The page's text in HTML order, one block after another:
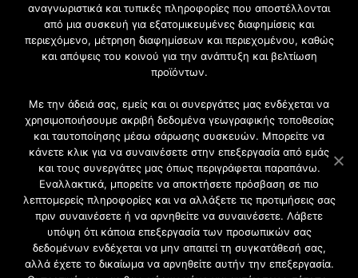
Εγγραφή στο Newsletter
Γίνετε μέλος της μεγαλύτερης διαδικτυακής κοινότητας, ειδικά
για αρχιτέκτονες, σχεδιαστές και λάτρεις της κατασκευής και
2021 CFW - All Rights Reserved
Επιχειρήσεις |
αναγνωριστικά και τυπικές πληροφορίες που αποστέλλονται
από μια συσκευή για εξατομικευμένες διαφημίσεις και
περιεχόμενο, μέτρηση διαφημίσεων και περιεχομένου, καθώς
και απόψεις του κοινού για την ανάπτυξη και βελτίωση
προϊόντων.
Με την άδειά σας, εμείς και οι συνεργάτες μας ενδέχεται να
χρησιμοποιήσουμε ακριβή δεδομένα γεωγραφικής τοποθεσίας
και ταυτοποίησης μέσω σάρωσης συσκευών. Μπορείτε να
κάνετε κλικ για να συναινέσετε στην επεξεργασία από εμάς
και τους συνεργάτες μας όπως περιγράφεται παραπάνω.
Εναλλακτικά, μπορείτε να αποκτήσετε πρόσβαση σε πιο
λεπτομερείς πληροφορίες και να αλλάξετε τις προτιμήσεις σας
πριν συναινέσετε ή να αρνηθείτε να συναινέσετε. Λάβετε
υπόψη ότι κάποια επεξεργασία των προσωπικών σας
δεδομένων ενδέχεται να μην απαιτεί τη συγκατάθεσή σας,
αλλά έχετε το δικαίωμα να αρνηθείτε αυτήν την επεξεργασία.